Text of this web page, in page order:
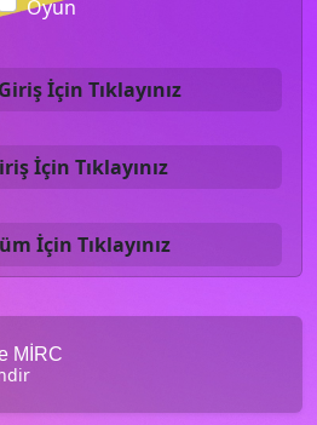
Oyun
İçin Tıklayınız
İçin Tıklayınız
İçin Tıklayınız
MİRC